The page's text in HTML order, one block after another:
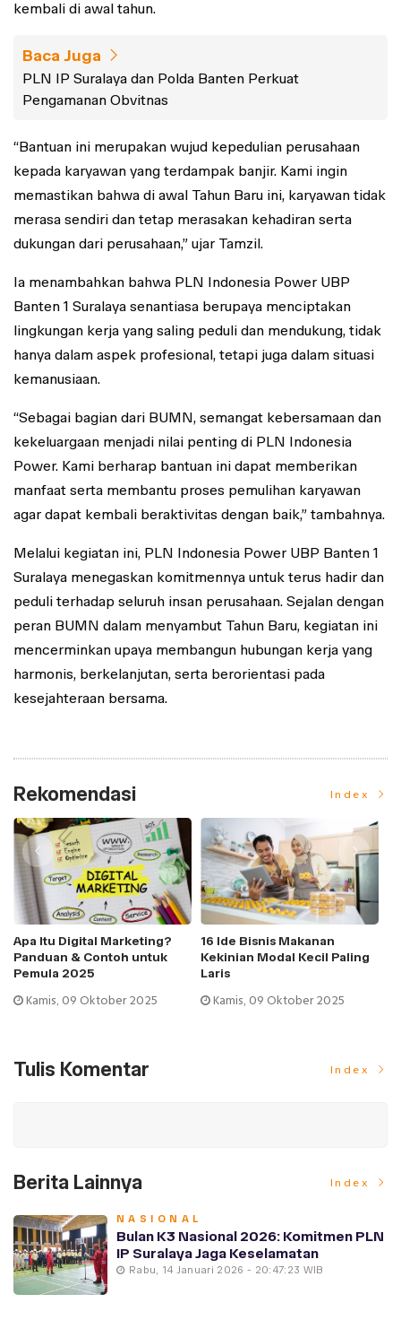
kembali di awal tahun.
Baca Juga
PLN IP Suralaya dan Polda Banten Perkuat
Pengamanan Obvitnas
“Bantuan ini merupakan wujud kepedulian perusahaan
kepada karyawan yang terdampak banjir. Kami ingin
memastikan bahwa di awal Tahun Baru ini, karyawan tidak
merasa sendiri dan tetap merasakan kehadiran serta
dukungan dari perusahaan,” ujar Tamzil.
Ia menambahkan bahwa PLN Indonesia Power UBP
Banten 1 Suralaya senantiasa berupaya menciptakan
lingkungan kerja yang saling peduli dan mendukung, tidak
hanya dalam aspek profesional, tetapi juga dalam situasi
kemanusiaan.
“Sebagai bagian dari BUMN, semangat kebersamaan dan
kekeluargaan menjadi nilai penting di PLN Indonesia
Power. Kami berharap bantuan ini dapat memberikan
manfaat serta membantu proses pemulihan karyawan
agar dapat kembali beraktivitas dengan baik,” tambahnya.
Melalui kegiatan ini, PLN Indonesia Power UBP Banten 1
Suralaya menegaskan komitmennya untuk terus hadir dan
peduli terhadap seluruh insan perusahaan. Sejalan dengan
peran BUMN dalam menyambut Tahun Baru, kegiatan ini
mencerminkan upaya membangun hubungan kerja yang
harmonis, berkelanjutan, serta berorientasi pada
kesejahteraan bersama.
Rekomendasi Index
Apa Itu Digital Marketing?
Panduan & Contoh untuk
Pemula 2025
Kamis, 09 Oktober 2025
16 Ide Bisnis Makanan
Kekinian Modal Kecil Paling
Laris
Kamis, 09 Oktober 2025
Tulis Komentar Index
Berita Lainnya Index
NASIONAL
Bulan K3 Nasional 2026: Komitmen PLN
IP Suralaya Jaga Keselamatan
Rabu, 14 Januari 2026 - 20:47:23 WIB